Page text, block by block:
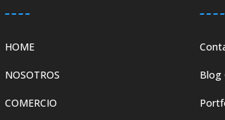
HOME
NOSOTROS
COMERCIO
Blog